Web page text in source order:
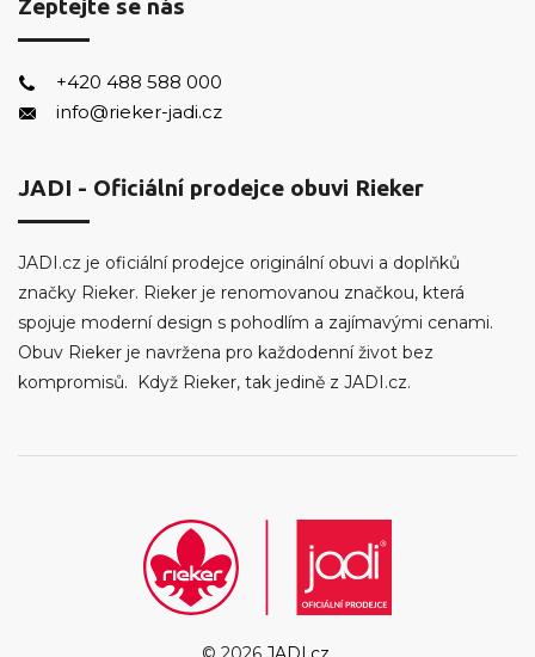
Zeptejte se nás
+420 488 588 000
info@rieker-jadi.cz
JADI - Oficiální prodejce obuvi Rieker
JADI.cz je oficiální prodejce originální obuvi a doplňků
značky Rieker. Rieker je renomovanou značkou, která
spojuje moderní design s pohodlím a zajímavými cenami.
Obuv Rieker je navržena pro každodenní život bez
kompromisů. Když Rieker, tak jedině z JADI.cz.